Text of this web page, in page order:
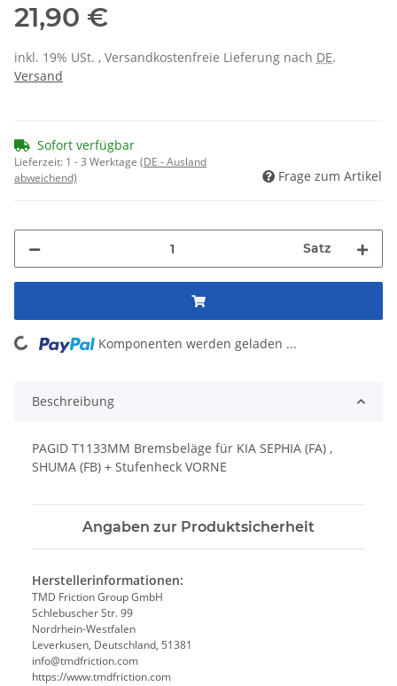
21,90 €
inkl. 19% USt. , Versandkostenfreie Lieferung nach DE.
Versand
Sofort verfügbar
Lieferzeit: 1 - 3 Werktage (DE - Ausland
abweichend)
Frage zum Artikel
Satz
Loading... Komponenten werden geladen ...
Beschreibung
PAGID T1133MM Bremsbeläge für KIA SEPHIA (FA) ,
SHUMA (FB) + Stufenheck VORNE
Angaben zur Produktsicherheit
Herstellerinformationen:
TMD Friction Group GmbH
Schlebuscher Str. 99
Nordrhein-Westfalen
Leverkusen, Deutschland, 51381
info@tmdfriction.com
https://www.tmdfriction.com